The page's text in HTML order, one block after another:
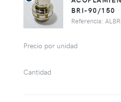
BRI-90/150
Referencia:
Precio por unidad
Cantidad